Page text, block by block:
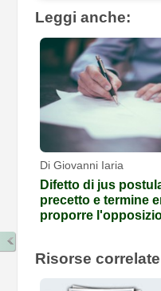
Leggi anche:
Di Giovanni Iaria
Difetto di jus
precetto e termine
proporre
Risorse